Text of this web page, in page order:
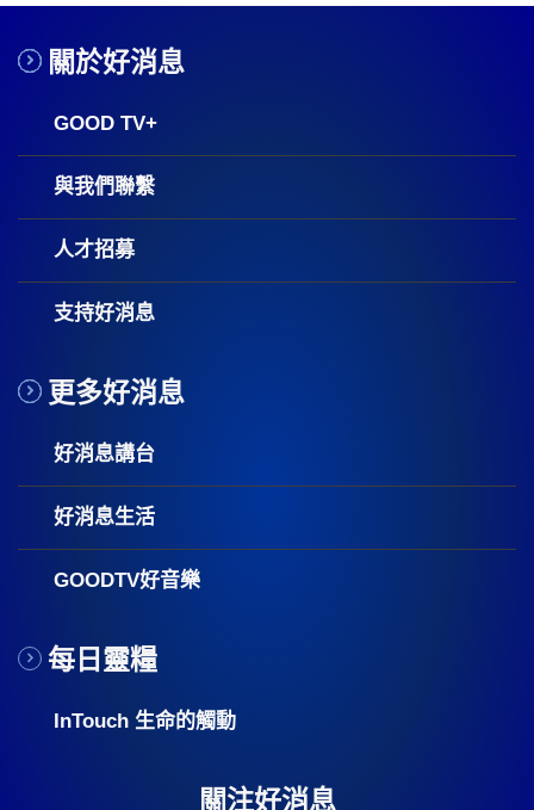
關於好消息
GOOD TV+
與我們聯繫
人才招募
支持好消息
更多好消息
好消息講台
好消息生活
GOODTV好音樂
每日靈糧
InTouch 生命的觸動
關注好消息